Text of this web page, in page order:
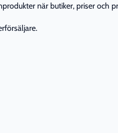
när butiker, priser och